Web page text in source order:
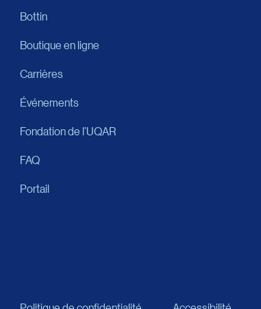
Bottin
Boutique en ligne
Carrières
Événements
Fondation de l’UQAR
FAQ
Portail